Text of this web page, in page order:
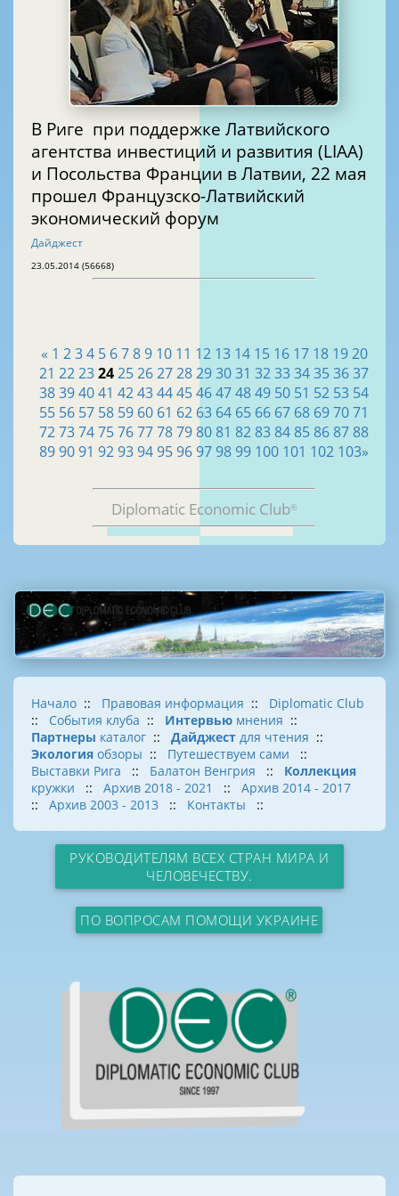
В Риге при поддержке Латвийского
агентства инвестиций и развития (LIAA)
и Посольства Франции в Латвии, 22 мая
прошел Французско-Латвийский
экономический форум
Дайджест
23.05.2014 (56668)
« 1 2 3 4 5 6 7 8 9 10 11 12 13 14 15 16 17 18 19 20
21 22232425262728293031 323334353637
38394041 4243444546474849 50 51 52 53 54
55 56 57 58 59 60 61 62 63 64 65 66 67 68 697071
727374757677787980 81 82 83 84 85 86 87 88
899091 929394959697 98 99 100 101 102 103»
Diplomatic Economic Club®
Начало :: Правовая информация :: Diplomatic Club
:: События клуба :: Интервью мнения ::
Партнеры каталог :: Дайджест для чтения ::
Экология обзоры :: Путешествуем сами
::
Выставки Рига
:: Балатон Венгрия :: Коллекция
кружки
:: Архив 2018 - 2021 :: Архив 2014 - 2017
:: Архив 2003 - 2013 :: Контакты ::
РУКОВОДИТЕЛЯМ ВСЕХ СТРАН МИРА И
ЧЕЛОВЕЧЕСТВУ.
ПО ВОПРОСАМ ПОМОЩИ УКРАИНЕ